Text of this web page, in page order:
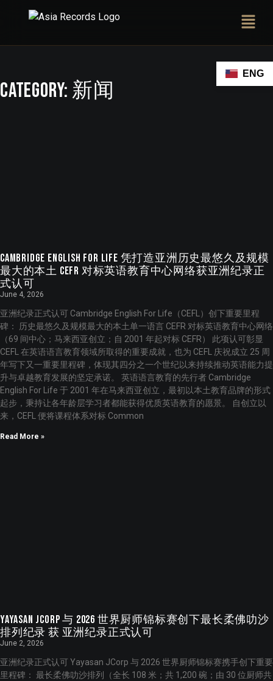
ENG
Category:新闻
Cambridge English For Life 凭打造亚洲历史最悠久及规模
最大的本土 CEFR 对标英语教育中心网络获亚洲纪录正
式认可
June 4, 2026
亚洲纪录正式认可 Cambridge English For Life（CEFL）创下重要里程
碑： 历史最悠久及规模最大的本土单一语言 CEFR 对标英语教育中心网络
（69 间中心；马来西亚创立；自 2001 年起对标 CEFR） 此项认可彰显
CEFL 在英语语言教育领域所取得的重要成就，也为 CEFL 庆祝成立 25 周
年写下又一重要里程碑，体现其四分之一个世纪以来持续推动英语能力提
升与卓越教育发展的坚定承诺。 英语语言教育的先行者 Cambridge
English For Life 于 2001 年在马来西亚创立，最初以本土教育品牌的形式
起步，秉持让各年龄层学习者都能获得优质英语教育的愿景。 自创立以
来，CEFL 便将课程体系对标 Common
Read More »
Yayasan JCorp 与 2026 世界厨师锦标赛创下最长柔佛叻沙
排列纪录 获 亚洲纪录正式认可
June 2, 2026
亚洲纪录正式认可 Yayasan JCorp 与 2026 世界厨师锦标赛携手创下重要
里程碑： 最长柔佛叻沙排列（全长 108 米；共 1,200 碗；由 30 位厨师共